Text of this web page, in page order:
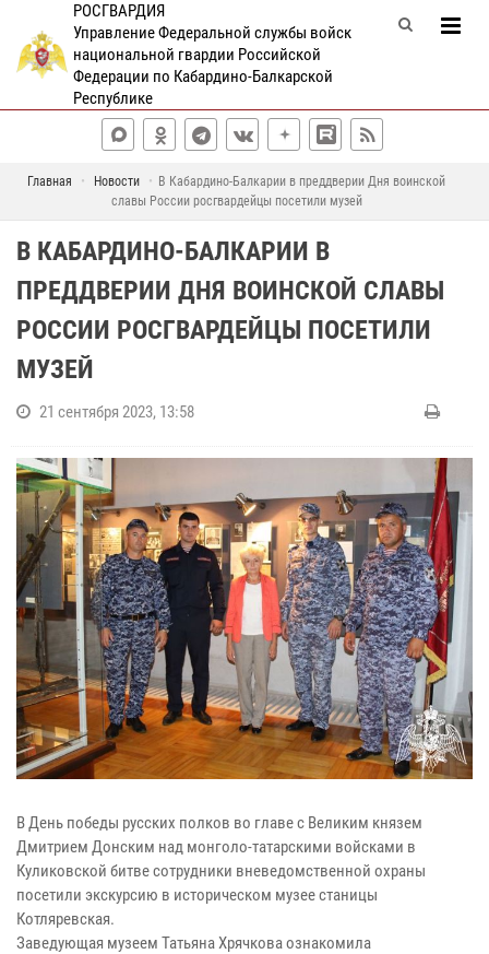
РОСГВАРДИЯ
Управление Федеральной службы войск
национальной гвардии Российской
Федерации по Кабардино-Балкарской
Республике
Главная Новости
В Кабардино-Балкарии в преддверии Дня воинской
славы России росгвардейцы посетили музей
В КАБАРДИНО-БАЛКАРИИ В
ПРЕДДВЕРИИ ДНЯ ВОИНСКОЙ СЛАВЫ
РОССИИ РОСГВАРДЕЙЦЫ ПОСЕТИЛИ
МУЗЕЙ
21 сентября 2023, 13:58
В День победы русских полков во главе с Великим князем
Дмитрием Донским над монголо-татарскими войсками в
Куликовской битве сотрудники вневедомственной охраны
посетили экскурсию в историческом музее станицы
Котляревская.
Заведующая музеем Татьяна Хрячкова ознакомила